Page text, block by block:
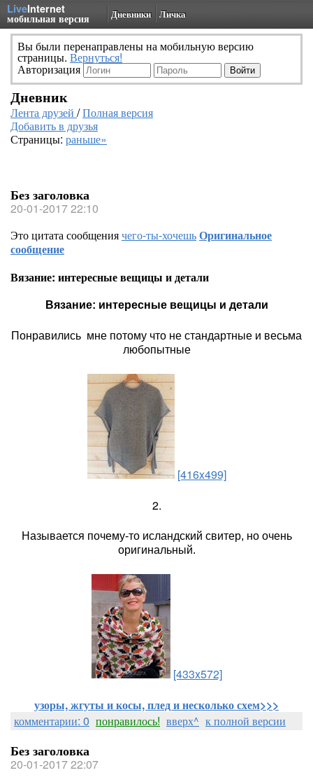
LiveInternet
мобильная версия Дневники Личка
Вы были перенаправлены на мобильную версию
страницы. Вернуться!
Авторизация
Дневник
Лента друзей /Полная версия
Добавить в друзья
Страницы: раньше»
Без заголовка
20-01-2017 22:10
Это цитата сообщениячего-ты-хочешьОригинальное
сообщение
Вязание: интересные вещицы и детали
Вязание: интересные вещицы и детали
Понравились мне потому что не стандартные и весьма
любопытные
[416x499]
2.
Называется почему-то исландский свитер, но очень
оригинальный.
[433x572]
узоры, жгуты и косы, плед и несколько схем>>>
комментарии: 0 понравилось! вверх^ к полной версии
Без заголовка
20-01-2017 22:07